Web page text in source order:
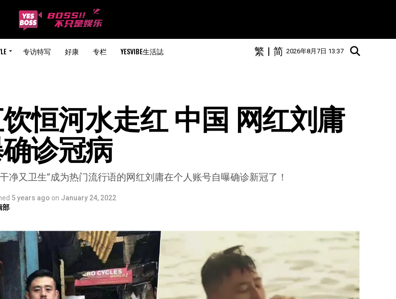
专访特写 好康 专栏 YESVIBE生活誌 2026年8月7日 13:37
简
|
繁
恒河水走红 中国 网红刘庸
诊冠病
净又卫生”成为热门流行语的网红刘庸在个人账号自曝确诊新冠了！
5 years ago on January 24, 2022
部